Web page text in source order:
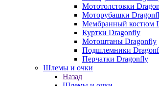
Мототолстовки
Моторубашки
Мембранный костюм
Куртки Dragonfly
Мотоштаны Dragonfly
Подшлемники
Перчатки Dragonfly
Шлемы и очки
Назад